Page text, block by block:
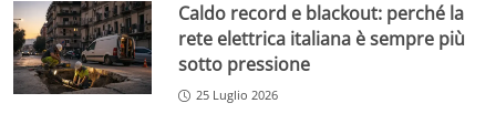
Caldo record e blackout: perché la
rete elettrica italiana è sempre più
sotto pressione
25 Luglio 2026